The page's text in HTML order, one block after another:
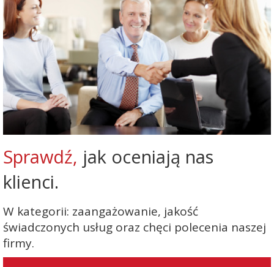
Sprawdź, jak oceniają nas
klienci.
W kategorii: zaangażowanie, jakość
świadczonych usług oraz chęci polecenia naszej
firmy.